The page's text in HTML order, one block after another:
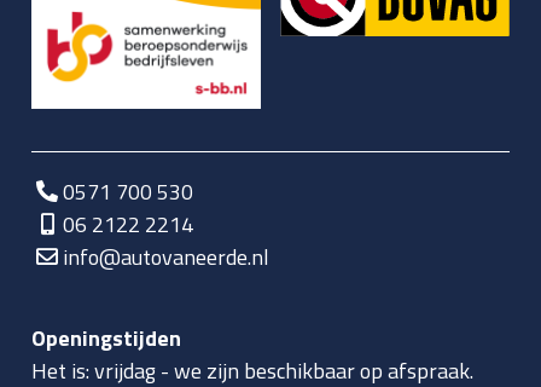
0571 700 530
06 2122 2214
info@autovaneerde.nl
Openingstijden
Het is:vrijdag-we zijn beschikbaar op afspraak.